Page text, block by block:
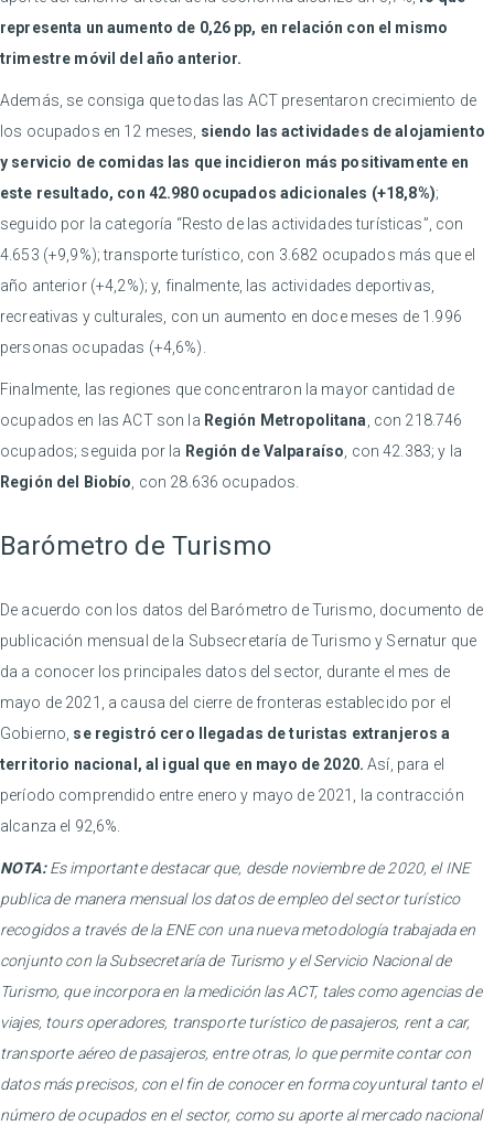
representa un aumento de 0,26 pp, en relación con el mismo
trimestre móvil del año anterior.
Además, se consiga que todas las ACT presentaron crecimiento de
los ocupados en 12 meses, siendo las actividades de alojamiento
y servicio de comidas las que incidieron más positivamente en
este resultado, con 42.980 ocupados adicionales (+18,8%);
seguido por la categoría “Resto de las actividades turísticas”, con
4.653 (+9,9%); transporte turístico, con 3.682 ocupados más que el
año anterior (+4,2%); y, finalmente, las actividades deportivas,
recreativas y culturales, con un aumento en doce meses de 1.996
personas ocupadas (+4,6%).
Finalmente, las regiones que concentraron la mayor cantidad de
ocupados en las ACT son la Región Metropolitana , con 218.746
ocupados; seguida por la Región de Valparaíso , con 42.383; y la
Región del Biobío , con 28.636 ocupados.
Barómetro de Turismo
De acuerdo con los datos del Barómetro de Turismo, documento de
publicación mensual de la Subsecretaría de Turismo y Sernatur que
da a conocer los principales datos del sector, durante el mes de
mayo de 2021, a causa del cierre de fronteras establecido por el
Gobierno, se registró cero llegadas de turistas extranjeros a
territorio nacional, al igual que en mayo de 2020. Así, para el
período comprendido entre enero y mayo de 2021, la contracción
alcanza el 92,6%.
NOTA:Es importante destacar que, desde noviembre de 2020, el INE
publica de manera mensual los datos de empleo del sector turístico
recogidos a través de la ENE con una nueva metodología trabajada en
conjunto con la Subsecretaría de Turismo y el Servicio Nacional de
Turismo, que incorpora en la medición las ACT, tales como agencias de
viajes, tours operadores, transporte turístico de pasajeros, rent a car,
transporte aéreo de pasajeros, entre otras, lo que permite contar con
datos más precisos, con el fin de conocer en forma coyuntural tanto el
número de ocupados en el sector, como su aporte al mercado nacional